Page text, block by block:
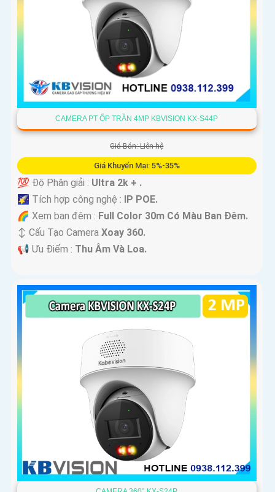
CAMERA PT ỐP TRẦN 4MP KBVISION KX-S44P
Giá Bán: Liên hệ
Giá Khuyến Mại: 5%-35%
💯 Độ Phân giải : Ultra 2k + .
🌠 Tích hợp công nghệ :
IP POE.
🌈 Xem ban đêm : Full Color 30m Có Màu Ban Ðêm.
↕️ Cấu Tạo Camera Xoay 360.
️📢 Ưu Điểm : Thu Âm Và Loa.